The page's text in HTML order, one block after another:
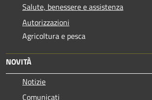
Salute, benessere e assistenza
Autorizzazioni
Agricoltura e pesca
NOVITÀ
Notizie
Comunicati